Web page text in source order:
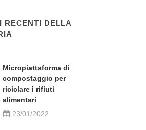
RECENTI DELLA
Micropiattaforma di
compostaggio per
riciclare i rifiuti
alimentari
23/01/2022